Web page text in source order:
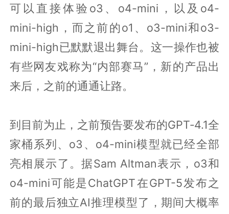
可以直接体验o3、o4-mini，以及o4-
mini-high，而之前的o1、o3-mini和o3-
mini-high已默默退出舞台。这一操作也被
有些网友戏称为“内部赛马”，新的产品出
来后，之前的通通让路。
到目前为止，之前预告要发布的GPT‑4.1全
家桶系列、o3、o4-mini模型就已经全部
亮相展示了。据Sam Altman表示，o3和
o4-mini可能是ChatGPT在GPT-5发布之
前的最后独立AI推理模型了，期间大概率